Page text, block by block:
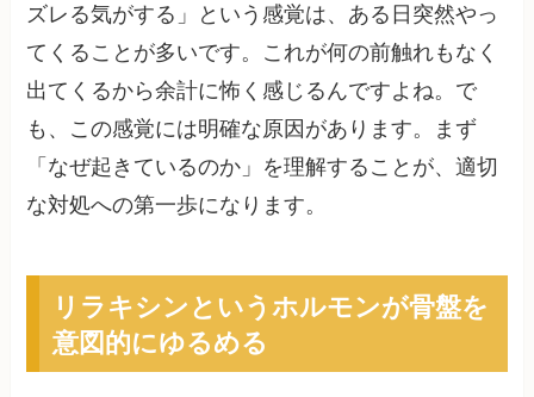
ズレる気がする」という感覚は、ある日突然やっ
てくることが多いです。これが何の前触れもなく
出てくるから余計に怖く感じるんですよね。で
も、この感覚には明確な原因があります。まず
「なぜ起きているのか」を理解することが、適切
な対処への第一歩になります。
リラキシンというホルモンが骨盤を
意図的にゆるめる